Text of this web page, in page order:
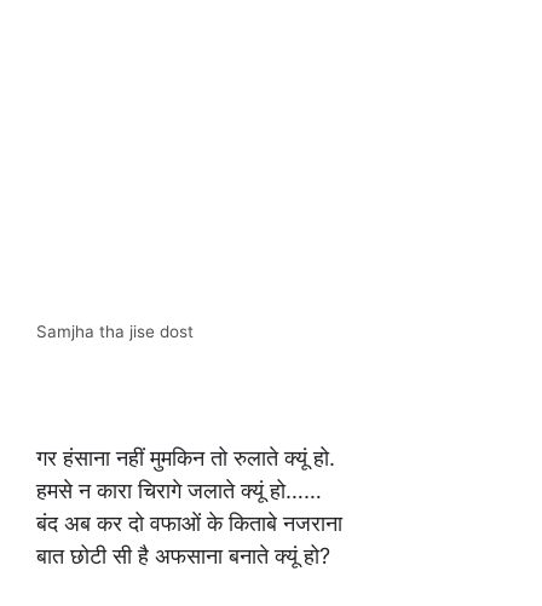
Samjha tha jise dost
गर हंसाना नहीं मुमकिन तो रुलाते क्यूं हो.
हमसे न कारा चिरागे जलाते क्यूं हो……
बंद अब कर दो वफाओं के किताबे नजराना
बात छोटी सी है अफसाना बनाते क्यूं हो?